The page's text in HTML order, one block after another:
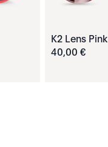
K2 Lens Pink
40,00 €